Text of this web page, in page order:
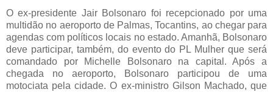
O ex-presidente Jair Bolsonaro foi recepcionado por uma
multidão no aeroporto de Palmas, Tocantins, ao chegar para
agendas com políticos locais no estado. Amanhã, Bolsonaro
deve participar, também, do evento do PL Mulher que será
comandado por Michelle Bolsonaro na capital. Após a
chegada no aeroporto, Bolsonaro participou de uma
motociata pela cidade. O ex-ministro Gilson Machado, que